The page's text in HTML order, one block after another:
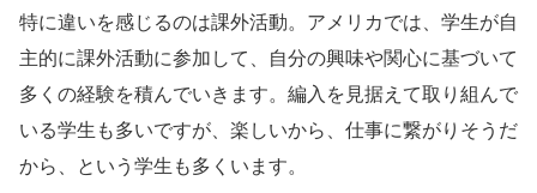
特に違いを感じるのは課外活動。アメリカでは、学生が自
主的に課外活動に参加して、自分の興味や関心に基づいて
多くの経験を積んでいきます。編入を見据えて取り組んで
いる学生も多いですが、楽しいから、仕事に繋がりそうだ
から、という学生も多くいます。